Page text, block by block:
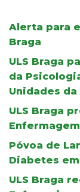
Alerta para
Braga
ULS Braga
da
Unidades da
ULS Braga
Póvoa de
Diabetes
ULS Braga